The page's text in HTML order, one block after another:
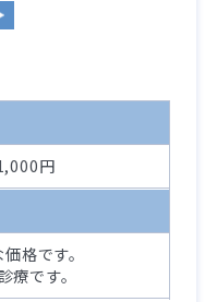
円
格です。
療です。